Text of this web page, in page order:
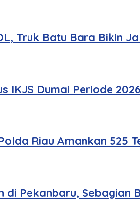
Truk Batu Bara Bikin
IKJS Dumai Periode
Riau Amankan 525
di Pekanbaru, Sebagian